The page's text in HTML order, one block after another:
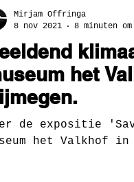
het
de expositie
het Valkhof in
Mirjam Offringa
8 nov 2021
8 minuten